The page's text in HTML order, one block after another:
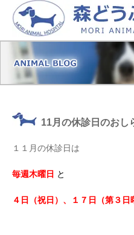
11月の休診日のおし
１１月の休診日は
毎週木曜日 と
４日（祝日）、 １７日（第３日